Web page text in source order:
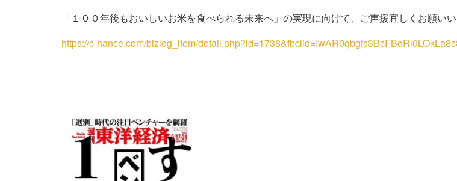
「１００年後もおいしいお米を食べられる未来へ」の実現に向けて、ご声援宜しくお願いい
https://c-hance.com/bizlog_item/